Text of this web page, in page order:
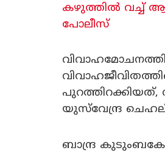
കഴുത്തിൽ വച്ച്
പോലീസ്
പുറത്തിറക്കിയത്,
യുസ്‌വേന്ദ്ര
ബാന്ദ്ര